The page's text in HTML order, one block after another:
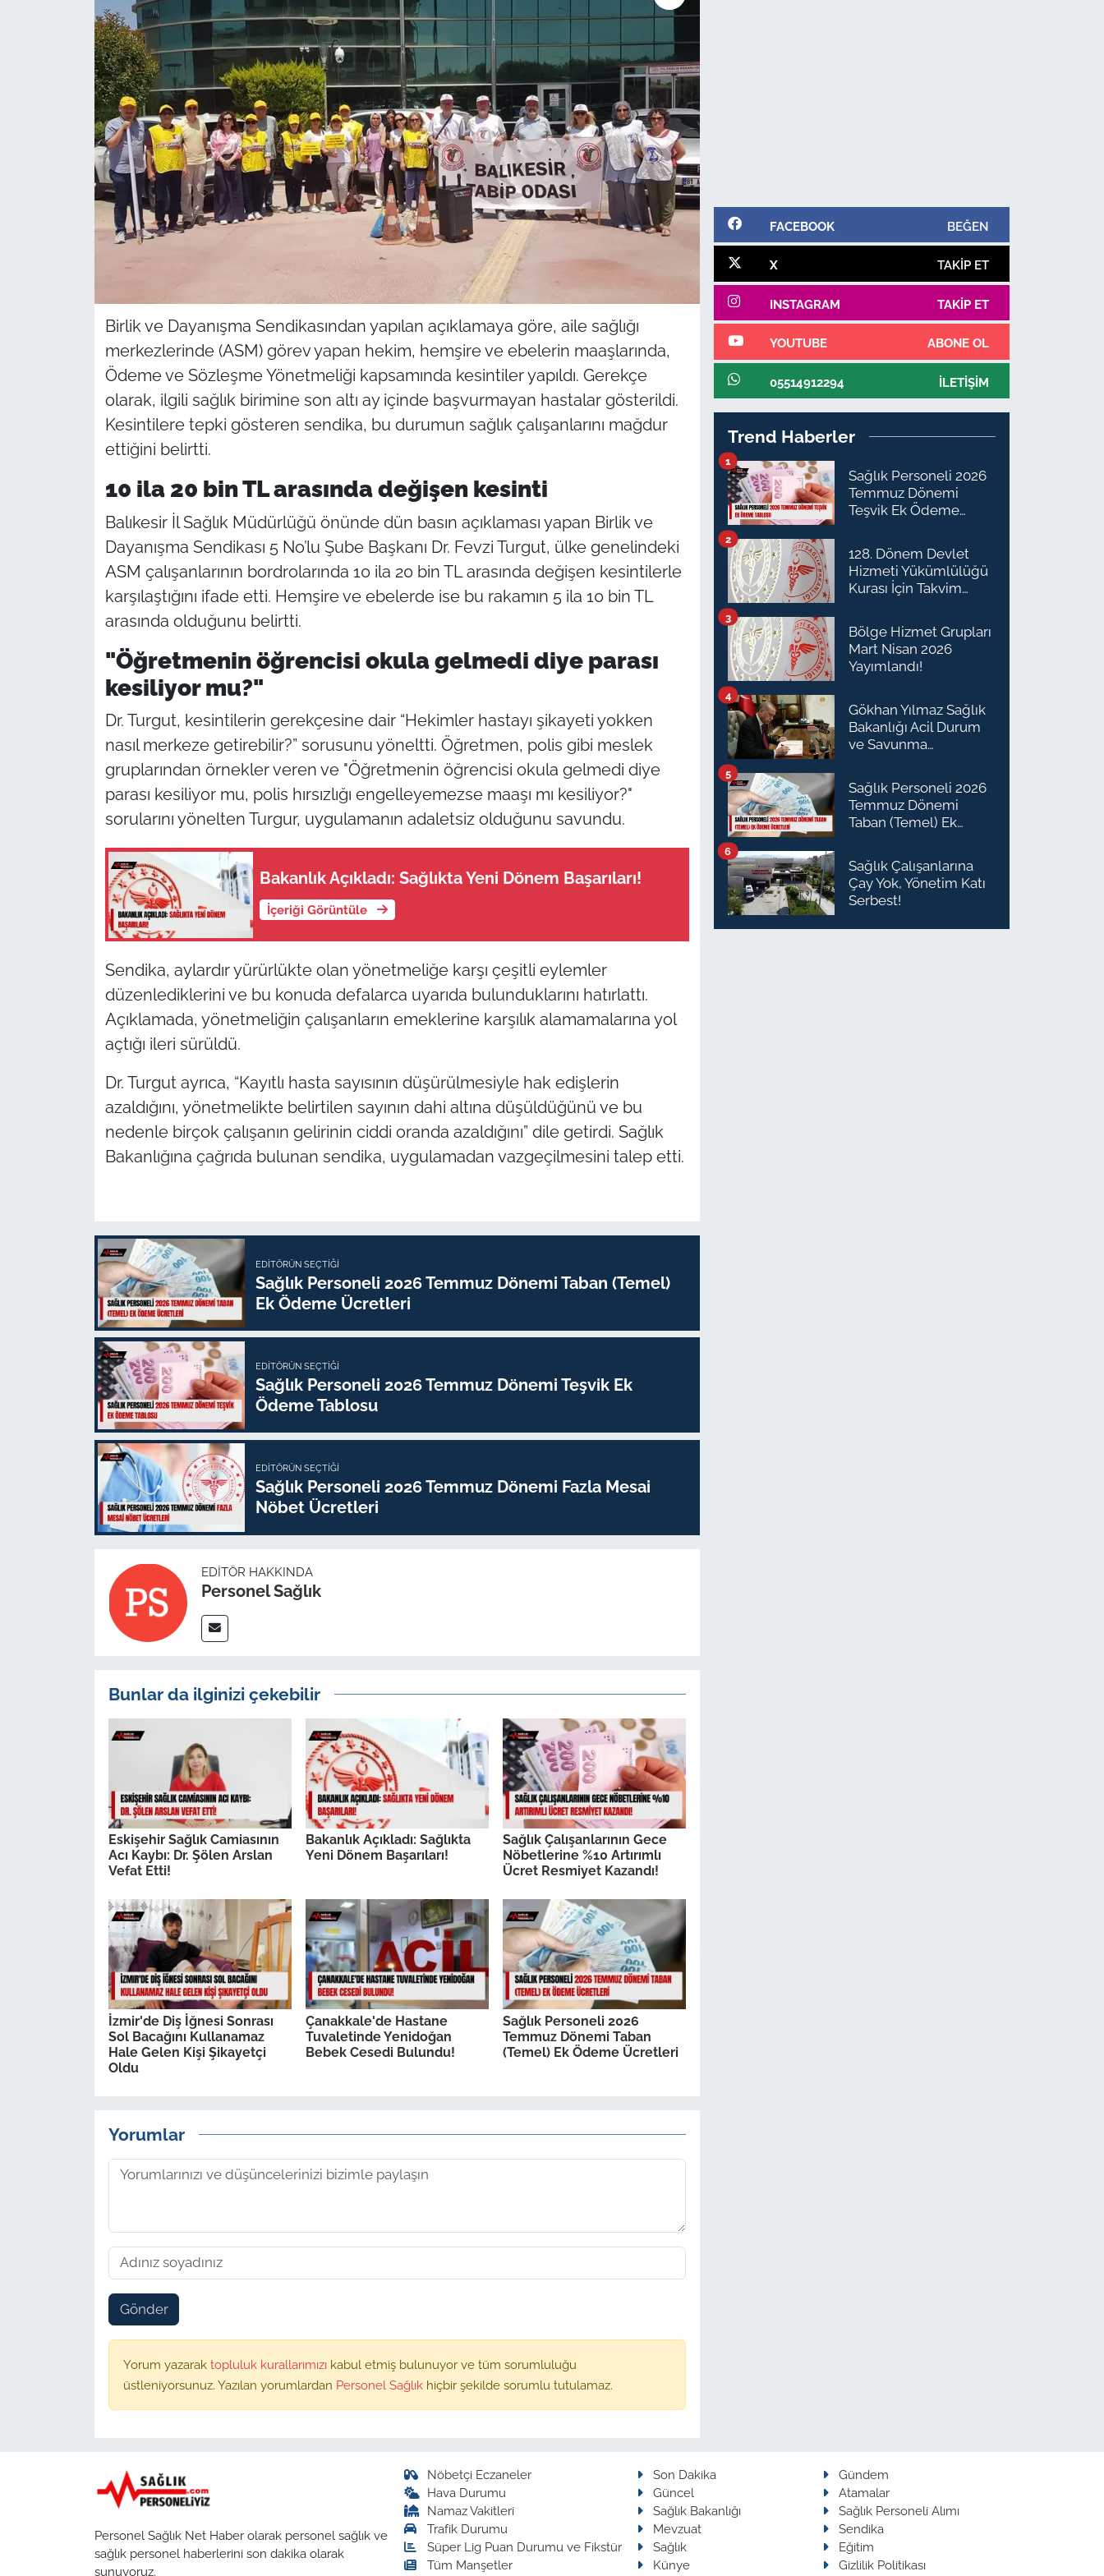
Birlik ve Dayanışma Sendikasından yapılan açıklamaya göre, aile sağlığı
merkezlerinde (ASM) görev yapan hekim, hemşire ve ebelerin maaşlarında,
Ödeme ve Sözleşme Yönetmeliği kapsamında kesintiler yapıldı. Gerekçe
olarak, ilgili sağlık birimine son altı ay içinde başvurmayan hastalar gösterildi.
Kesintilere tepki gösteren sendika, bu durumun sağlık çalışanlarını mağdur
ettiğini belirtti.
10 ila 20 bin TL arasında değişen kesinti
Balıkesir İl Sağlık Müdürlüğü önünde dün basın açıklaması yapan Birlik ve
Dayanışma Sendikası 5 No’lu Şube Başkanı Dr. Fevzi Turgut, ülke genelindeki
ASM çalışanlarının bordrolarında 10 ila 20 bin TL arasında değişen kesintilerle
karşılaştığını ifade etti. Hemşire ve ebelerde ise bu rakamın 5 ila 10 bin TL
arasında olduğunu belirtti.
"Öğretmenin öğrencisi okula gelmedi diye parası
kesiliyor mu?"
Dr. Turgut, kesintilerin gerekçesine dair “Hekimler hastayı şikayeti yokken
nasıl merkeze getirebilir?” sorusunu yöneltti. Öğretmen, polis gibi meslek
gruplarından örnekler veren ve "Öğretmenin öğrencisi okula gelmedi diye
parası kesiliyor mu, polis hırsızlığı engelleyemezse maaşı mı kesiliyor?"
sorularını yönelten Turgur, uygulamanın adaletsiz olduğunu savundu.
Bakanlık Açıkladı: Sağlıkta Yeni Dönem Başarıları!
İçeriği Görüntüle
Sendika, aylardır yürürlükte olan yönetmeliğe karşı çeşitli eylemler
düzenlediklerini ve bu konuda defalarca uyarıda bulunduklarını hatırlattı.
Açıklamada, yönetmeliğin çalışanların emeklerine karşılık alamamalarına yol
açtığı ileri sürüldü.
Dr. Turgut ayrıca, “Kayıtlı hasta sayısının düşürülmesiyle hak edişlerin
azaldığını, yönetmelikte belirtilen sayının dahi altına düşüldüğünü ve bu
nedenle birçok çalışanın gelirinin ciddi oranda azaldığını” dile getirdi. Sağlık
Bakanlığına çağrıda bulunan sendika, uygulamadan vazgeçilmesini talep etti.
EDITÖRÜN SEÇTIĞI
Sağlık Personeli 2026 Temmuz Dönemi Taban (Temel)
Ek Ödeme Ücretleri
EDITÖRÜN SEÇTIĞI
Sağlık Personeli 2026 Temmuz Dönemi Teşvik Ek
Ödeme Tablosu
EDITÖRÜN SEÇTIĞI
Sağlık Personeli 2026 Temmuz Dönemi Fazla Mesai
Nöbet Ücretleri
EDITÖR HAKKINDA
Personel Sağlık
Bunlar da ilginizi çekebilir
Eskişehir Sağlık Camiasının
Acı Kaybı: Dr. Şölen Arslan
Vefat Etti!
Bakanlık Açıkladı: Sağlıkta
Yeni Dönem Başarıları!
Sağlık Çalışanlarının Gece
Nöbetlerine %10 Artırımlı
Ücret Resmiyet Kazandı!
İzmir'de Diş İğnesi Sonrası
Sol Bacağını Kullanamaz
Hale Gelen Kişi Şikayetçi
Oldu
Çanakkale'de Hastane
Tuvaletinde Yenidoğan
Bebek Cesedi Bulundu!
Sağlık Personeli 2026
Temmuz Dönemi Taban
(Temel) Ek Ödeme Ücretleri
Yorumlar
Gönder
Yorum yazarak topluluk kurallarımızı kabul etmiş bulunuyor ve tüm sorumluluğu
üstleniyorsunuz. Yazılan yorumlardan Personel Sağlık hiçbir şekilde sorumlu tutulamaz.
FACEBOOK BEĞEN
X TAKIP ET
INSTAGRAM TAKIP ET
YOUTUBE ABONE OL
05514912294 İLETIŞIM
Trend Haberler
Sağlık Personeli 2026
Temmuz Dönemi
Teşvik Ek Ödeme
1
128. Dönem Devlet
Hizmeti Yükümlülüğü
Kurası İçin Takvim
2
Bölge Hizmet Grupları
Mart Nisan 2026
Yayımlandı!
3
Gökhan Yılmaz Sağlık
Bakanlığı Acil Durum
ve Savunma
Başkanı Olarak Atandı
4
Sağlık Personeli 2026
Temmuz Dönemi
Taban (Temel) Ek
5
Sağlık Çalışanlarına
Çay Yok, Yönetim Katı
Serbest!
6
Personel Sağlık Net Haber olarak personel sağlık ve
sağlık personel haberlerini son dakika olarak
sunuyoruz.
Nöbetçi Eczaneler
Hava Durumu
Namaz Vakitleri
Trafik Durumu
Süper Lig Puan Durumu ve Fikstür
Tüm Manşetler
Son Dakika
Gündem
Güncel
Atamalar
Sağlık Bakanlığı
Sağlık Personeli Alımı
Mevzuat
Sendika
Sağlık
Eğitim
Künye
Gizlilik Politikası
Güncel
Kamu Alımları